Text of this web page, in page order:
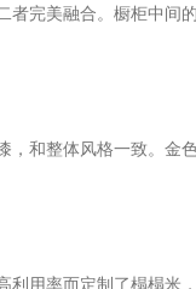
者完美融合。橱柜中间
，和整体风格一致。金
利用率而定制了榻榻米